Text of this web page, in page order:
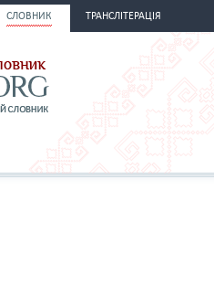
СЛОВНИК ТРАНСЛІТЕРАЦІЯ